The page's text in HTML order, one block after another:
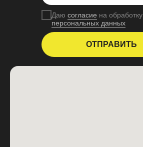
Даю согласие на обработку
персональных данных
ОТПРАВИТЬ